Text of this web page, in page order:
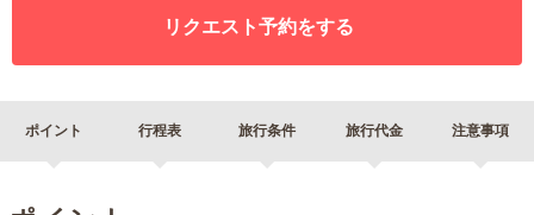
リクエスト予約をする
ポイント 行程表 旅行条件 旅行代金 注意事項